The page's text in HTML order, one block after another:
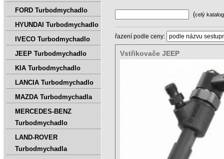
(celý katalog
řazení podle ceny:
Vstřikovače JEEP
FORD Turbodmychadlo
HYUNDAI Turbodmychadlo
IVECO Turbodmychadlo
JEEP Turbodmychadlo
KIA Turbodmychadlo
LANCIA Turbodmychadlo
MAZDA Turbodmychadla
MERCEDES-BENZ
Turbodmychadlo
LAND-ROVER
Turbodmychadla